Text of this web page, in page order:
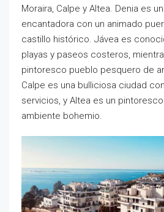
Moraira, Calpe y Altea. Denia es
encantadora con un animado
castillo histórico. Jávea es
playas y paseos costeros,
pintoresco pueblo pesquero de
Calpe es una bulliciosa ciudad
servicios, y Altea es un
ambiente bohemio.